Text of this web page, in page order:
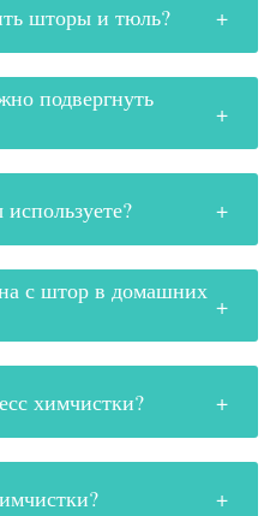
шторы и тюль?
подвергнуть
с штор в домашних
химчистки?